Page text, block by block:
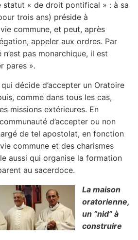
statut « de droit pontifical » : à sa
trois ans) préside à
commune, et peut, après
appeler aux ordres. Par
pas monarchique, il est
pares ».
qui décide d’accepter un Oratoire
comme dans tous les cas,
missions extérieures. En
d’accepter ou non
de tel apostolat, en fonction
commune et des charismes
aussi qui organise la formation
au sacerdoce.
La maison
oratorienne,
un “nid” à
construire